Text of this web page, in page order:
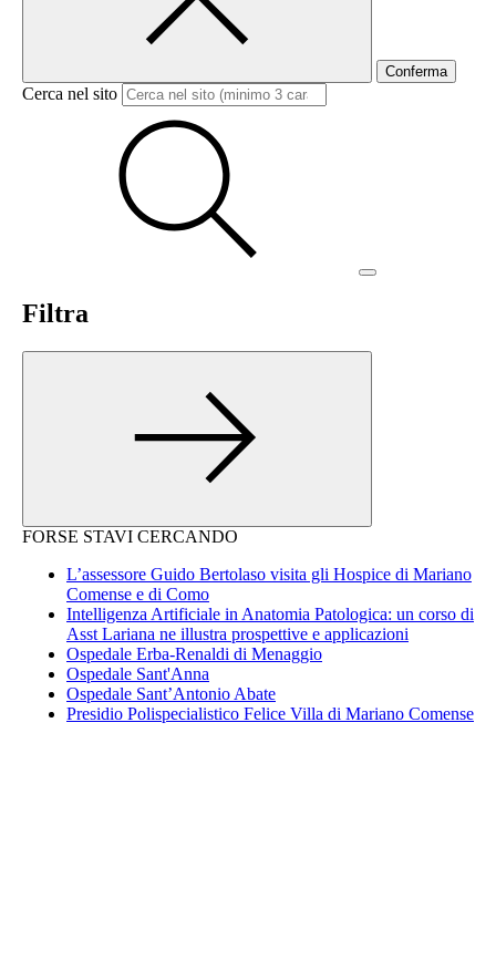
Conferma
Cerca nel sito
Filtra
FORSE STAVI CERCANDO
L’assessore Guido Bertolaso visita gli Hospice di Mariano
Comense e di Como
Intelligenza Artificiale in Anatomia Patologica: un corso di
Asst Lariana ne illustra prospettive e applicazioni
Ospedale Erba-Renaldi di Menaggio
Ospedale Sant'Anna
Ospedale Sant’Antonio Abate
Presidio Polispecialistico Felice Villa di Mariano Comense